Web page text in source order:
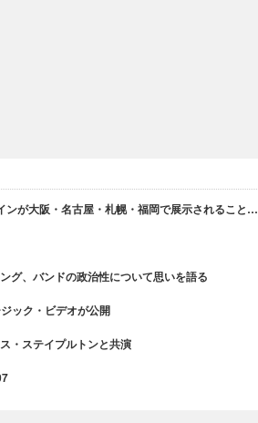
ンが大阪・名古屋・札幌・福岡で展示されること…
グ、バンドの政治性について思いを語る
ック・ビデオが公開
・ステイプルトンと共演